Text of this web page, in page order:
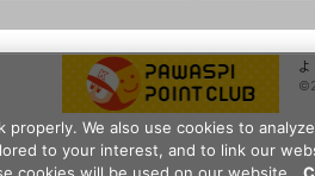
properly. We also use cookies to
to your interest, and to link our